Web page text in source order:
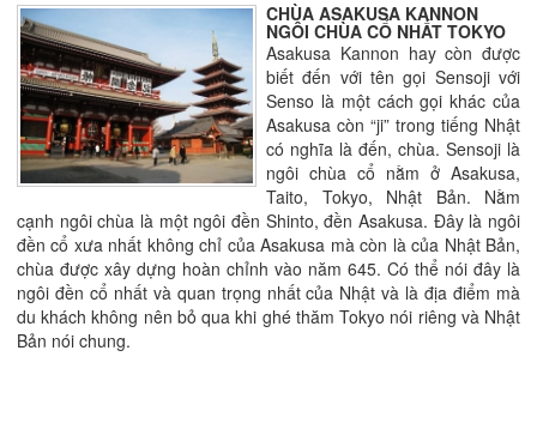
CHÙA ASAKUSA KANNON
NGÔI CHÙA CỔ NHẤT TOKYO
Asakusa Kannon hay còn được
biết đến với tên gọi Sensoji với
Senso là một cách gọi khác của
Asakusa còn “ji” trong tiếng Nhật
có nghĩa là đến, chùa. Sensoji là
ngôi chùa cổ nằm ở Asakusa,
Taito, Tokyo, Nhật Bản. Nằm
cạnh ngôi chùa là một ngôi đền Shinto, đền Asakusa. Đây là ngôi
đền cổ xưa nhất không chỉ của Asakusa mà còn là của Nhật Bản,
chùa được xây dựng hoàn chỉnh vào năm 645. Có thể nói đây là
ngôi đền cổ nhất và quan trọng nhất của Nhật và là địa điểm mà
du khách không nên bỏ qua khi ghé thăm Tokyo nói riêng và Nhật
Bản nói chung.